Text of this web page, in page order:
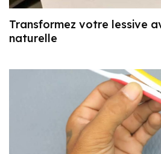
Transformez votre lessive
naturelle